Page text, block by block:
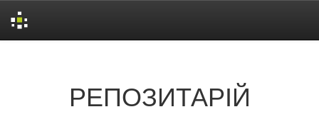
РЕПОЗИТАРІЙ